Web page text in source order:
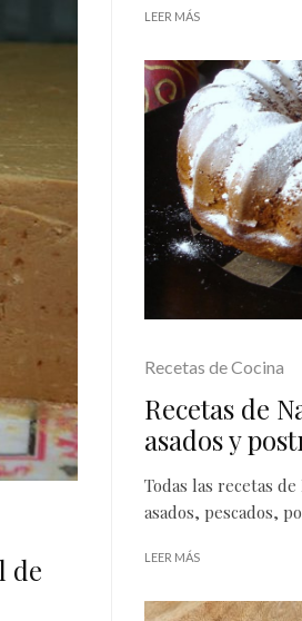
de
LEER MÁS
Recetas de Cocina
Recetas de
asados y
Todas las recetas
asados, pescados,
LEER MÁS